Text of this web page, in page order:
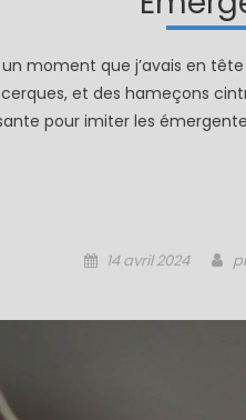
moment que j’avais en
et des hameçons
pour imiter les
Posted
14 avril 2024